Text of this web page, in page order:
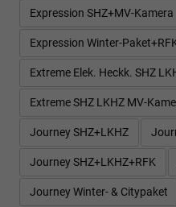
Expression SHZ+MV-Kamera
Expression Winter-
Extreme Elek. Heckk. SHZ
Extreme SHZ LKHZ MV-
Journey SHZ+LKHZ
Journey SHZ+LKHZ+RFK
Journey Winter- & Citypaket